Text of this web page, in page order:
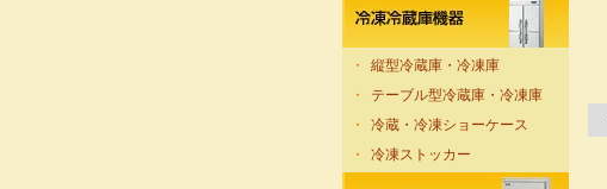
・
縦型冷蔵庫・冷凍庫
・
テーブル型冷蔵庫・冷凍庫
・
冷蔵・冷凍ショーケース
・
冷凍ストッカー